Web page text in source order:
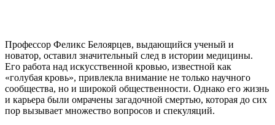
Профессор Феликс Белоярцев, выдающийся ученый и
новатор, оставил значительный след в истории медицины.
Его работа над искусственной кровью, известной как
«голубая кровь», привлекла внимание не только научного
сообщества, но и широкой общественности. Однако его жизнь
и карьера были омрачены загадочной смертью, которая до сих
пор вызывает множество вопросов и спекуляций.